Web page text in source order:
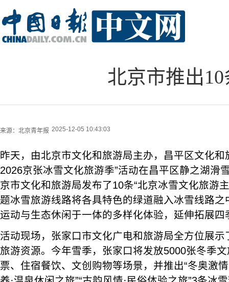
北京市推出
来源： 北京青年报 2025-12-05 10:43:03
昨天，由北京市文化和旅游局主办，昌平区文化和
2026京张冰雪文化旅游季”活动在昌平区静之湖滑
京市文化和旅游局发布了10条“北京冰雪文化旅游
题冰雪旅游线路将各具特色的绿道融入冰雪线路
运动与生态休闲于一体的多样化体验，延伸拓展四
活动现场，张家口市文化广电和旅游局全方位展
旅游资源。今年雪季，张家口将发放5000张冬季
票、住宿餐饮、文创购物等场景，并推出“冬奥激